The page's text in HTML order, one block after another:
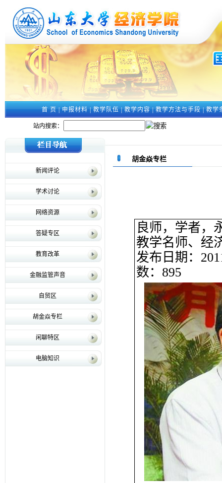
首 页|申报材料|教学队伍|教学内容|教学方法与手段|教学
站内搜索：
新闻评论
学术讨论
网络资源
答疑专区
教育改革
金融监管声音
自贸区
胡金焱专栏
闲聊特区
电脑知识
胡金焱专栏
良师，学者
教学名师、经
发布日期：
数：895